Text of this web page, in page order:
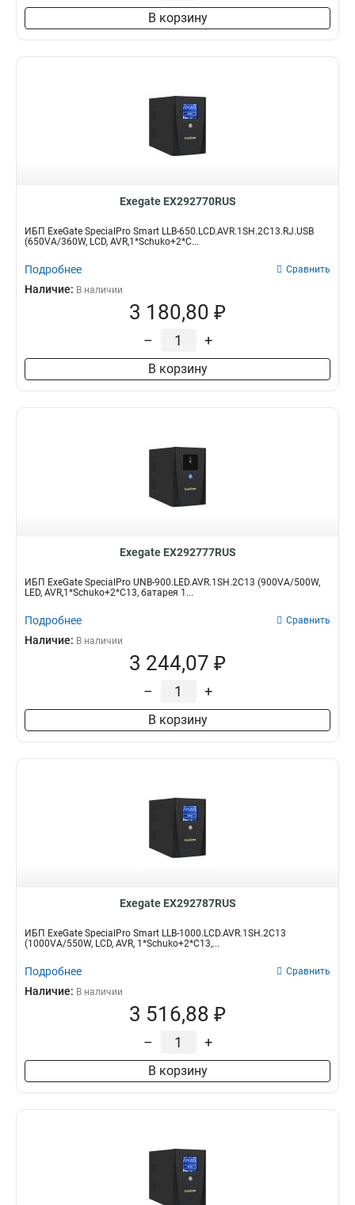
В корзину
Exegate EX292770RUS
ИБП ExeGate SpecialPro Smart LLB-650.LCD.AVR.1SH.2C13.RJ.USB
(650VA/360W, LCD, AVR,1*Schuko+2*C...
Подробнее Сравнить
Наличие: В наличии
3 180,80 ₽
– +
В корзину
Exegate EX292777RUS
ИБП ExeGate SpecialPro UNB-900.LED.AVR.1SH.2C13 (900VA/500W,
LED, AVR,1*Schuko+2*C13, батарея 1...
Подробнее Сравнить
Наличие: В наличии
3 244,07 ₽
– +
В корзину
Exegate EX292787RUS
ИБП ExeGate SpecialPro Smart LLB-1000.LCD.AVR.1SH.2C13
(1000VA/550W, LCD, AVR, 1*Schuko+2*C13,...
Подробнее Сравнить
Наличие: В наличии
3 516,88 ₽
– +
В корзину